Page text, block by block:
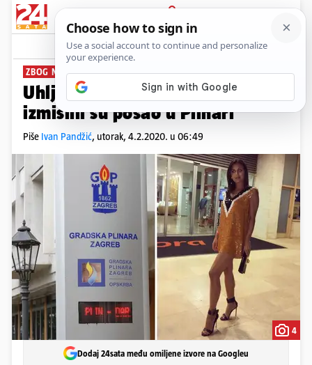
PRIJAVA
News
ZBOG NJE LETE DIREKTORI
Uhljebnica: Zbog Ene iz HDZ-a
izmislili su posao u Plinari
Piše Ivan Pandžić, utorak, 4.2.2020. u 06:49
4
Dodaj 24sata među omiljene izvore na Googleu